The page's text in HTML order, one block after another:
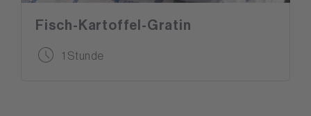
Fisch-Kartoffel-Gratin
1 Stunde